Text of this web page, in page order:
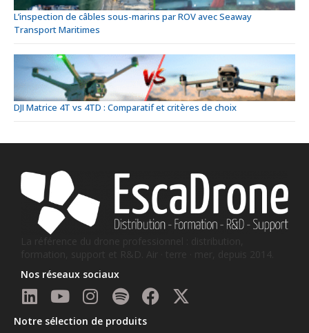
L’inspection de câbles sous-marins par ROV avec Seaway
Transport Maritimes
DJI Matrice 4T vs 4TD : Comparatif et critères de choix
La référence du drone professionnel : distribution,
formation, support et R&D. Air · terre · mer, depuis 2014.
Nos réseaux sociaux
Notre sélection de produits